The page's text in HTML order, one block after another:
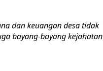
dan keuangan desa tidak
bayang-bayang kejahatan